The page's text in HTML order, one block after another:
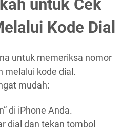
untuk Cek
Kode Dial
untuk memeriksa nomor
melalui kode dial.
mudah:
di iPhone Anda.
dial dan tekan tombol